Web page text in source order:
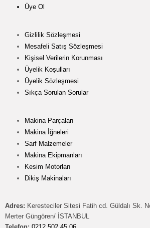
Üye Ol
Gizlilik Sözleşmesi
Mesafeli Satış Sözleşmesi
Kişisel Verilerin Korunması
Üyelik Koşulları
Üyelik Sözleşmesi
Sıkça Sorulan Sorular
Makina Parçaları
Makina İğneleri
Sarf Malzemeler
Makina Ekipmanları
Kesim Motorları
Dikiş Makinaları
Adres: Keresteciler Sitesi Fatih cd. Güldalı Sk.
Merter Güngören/ İSTANBUL